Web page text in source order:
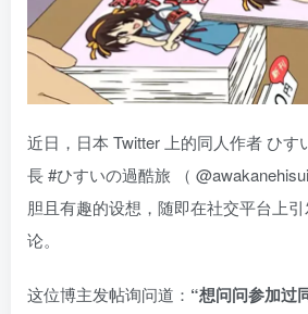
近日，日本 Twitter 上的同人作者 ひす
長 #ひすいの過酷旅 （
胆且有趣的设想，随即在社交平台上
论。
这位博主发帖询问道： “想问问参加过